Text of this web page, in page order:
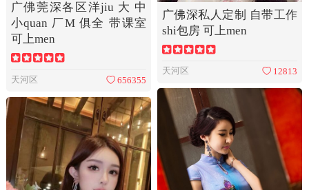
广佛莞深各区洋jiu 大 中
小quan 厂M 俱全 带课室
可上men
天河区 656355
广佛深私人定制 自带工作
shi包房 可上men
天河区 12813